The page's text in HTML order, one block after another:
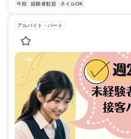
午前
経験者歓迎 ネイルOK
アルバイト・パート